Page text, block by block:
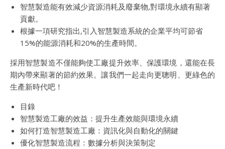
智慧製造能有效減少資源消耗及廢棄物,對環境永續有顯著
貢獻。
根據一項研究指出,引入智慧製造系統的企業平均可節省
15%的能源消耗和20%的生產時間。
採用智慧製造不僅能夠使工廠提升效率、保護環境，還能在長
期內帶來顯著的節約效果。讓我們一起走向更聰明、更綠色的
生產新時代吧！
目錄
智慧製造工廠的效益：提升生產效能與環境永續
如何打造智慧製造工廠：資訊化與自動化的關鍵
優化智慧製造流程：數據分析與決策制定